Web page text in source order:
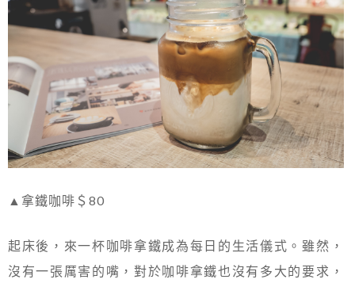
▲拿鐵咖啡＄80
起床後，來一杯咖啡拿鐵成為每日的生活儀式。雖然，
沒有一張厲害的嘴，對於咖啡拿鐵也沒有多大的要求，